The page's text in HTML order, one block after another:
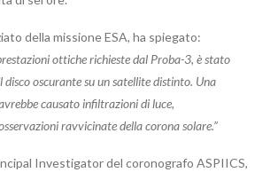
della missione ESA, ha spiegato:
ottiche richieste dal Proba-3, è stato
disco oscurante su un satellite distinto. Una
causato infiltrazioni di luce,
ravvicinate della corona solare.”
Investigator del coronografo ASPIICS,